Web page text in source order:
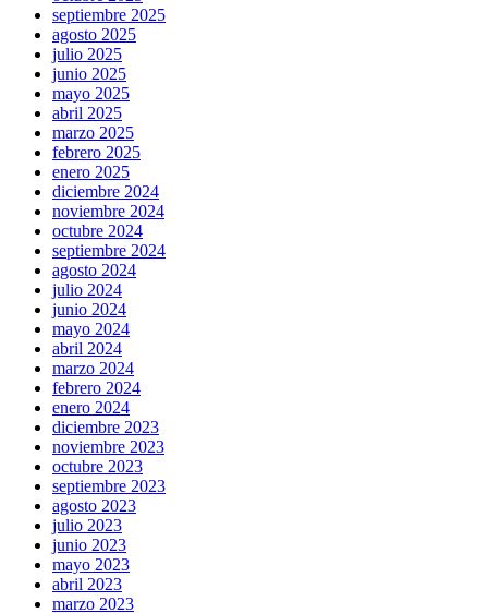
septiembre 2025
agosto 2025
julio 2025
junio 2025
mayo 2025
abril 2025
marzo 2025
febrero 2025
enero 2025
diciembre 2024
noviembre 2024
octubre 2024
septiembre 2024
agosto 2024
julio 2024
junio 2024
mayo 2024
abril 2024
marzo 2024
febrero 2024
enero 2024
diciembre 2023
noviembre 2023
octubre 2023
septiembre 2023
agosto 2023
julio 2023
junio 2023
mayo 2023
abril 2023
marzo 2023